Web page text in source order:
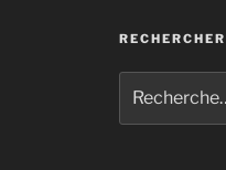
RECHERCHER
pour
: